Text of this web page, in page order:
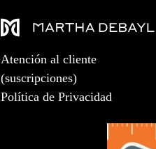
Atención al cliente
(suscripciones)
Política de Privacidad